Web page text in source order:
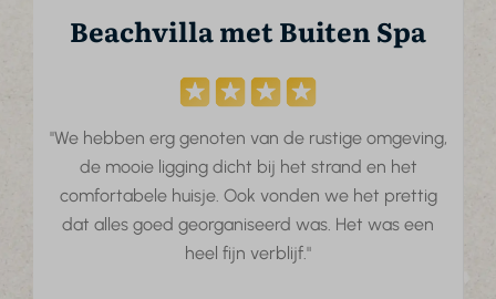
Beachvilla met Buiten Spa
''We hebben erg genoten van de rustige omgeving,
de mooie ligging dicht bij het strand en het
comfortabele huisje. Ook vonden we het prettig
dat alles goed georganiseerd was. Het was een
heel fijn verblijf."